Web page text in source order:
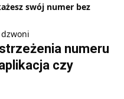
swój numer bez
numeru
czy